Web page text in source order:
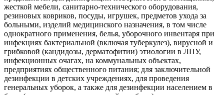
жесткой мебели, санитарно-технического оборудования,
резиновых ковриков, посуды, игрушек, предметов ухода за
больными, изделий медицинского назначения, в том числе
однократного применения, белья, уборочного инвентаря при
инфекциях бактериальной (включая туберкулез), вирусной и
грибковой (кандидозы, дерматофитии) этиологии в ЛПУ,
инфекционных очагах, на коммунальных объектах,
предприятиях общественного питания; для заключительной
дезинфекции в детских учреждениях, для проведения
генеральных уборок, а также для дезинфекции населением в